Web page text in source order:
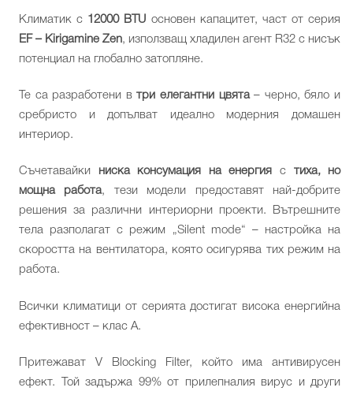
Климатик с 12000 BTU основен капацитет, част от серия
EF – Kirigamine Zen, използващ хладилен агент R32 с нисък
потенциал на глобално затопляне.
Те са разработени втри елегантни цвята– черно, бяло и
сребристо и допълват идеално модерния домашен
интериор.
Съчетавайки ниска консумация на енергия с тиха, но
мощна работа, тези модели предоставят най-добрите
решения за различни интериорни проекти. Вътрешните
тела разполагат с режим „Silent mode“ – настройка на
скоростта на вентилатора, която осигурява тих режим на
работа.
Всички климатици от серията достигат висока енергийна
ефективност – клас А.
Притежават V Blocking Filter, който има антивирусен
ефект. Той задържа 99% от прилепналия вирус и други